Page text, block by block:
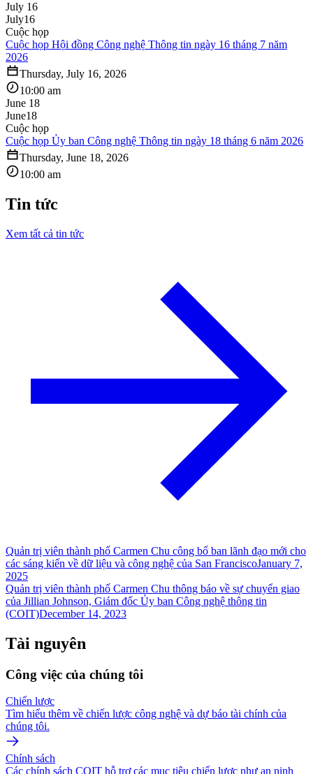
July 16
July16
Cuộc họp
Cuộc họp Hội đồng Công nghệ Thông tin ngày 16 tháng 7 năm
2026
Thursday, July 16, 2026
10:00 am
June 18
June18
Cuộc họp
Cuộc họp Ủy ban Công nghệ Thông tin ngày 18 tháng 6 năm 2026
Thursday, June 18, 2026
10:00 am
Tin tức
Xem tất cả tin tức
Quản trị viên thành phố Carmen Chu công bố ban lãnh đạo mới cho
các sáng kiến về dữ liệu và công nghệ của San FranciscoJanuary 7,
2025
Quản trị viên thành phố Carmen Chu thông báo về sự chuyển giao
của Jillian Johnson, Giám đốc Ủy ban Công nghệ thông tin
(COIT)December 14, 2023
Tài nguyên
Công việc của chúng tôi
Chiến lược
Tìm hiểu thêm về chiến lược công nghệ và dự báo tài chính của
chúng tôi.
Chính sách
Các chính sách COIT hỗ trợ các mục tiêu chiến lược như an ninh